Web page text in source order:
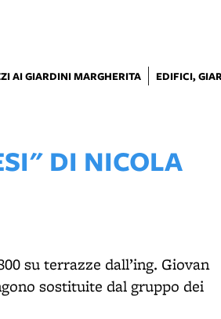
AI GIARDINI MARGHERITA EDIFICI,
DI NICOLA
su terrazze dall’ing. Giovan
sostituite dal gruppo dei